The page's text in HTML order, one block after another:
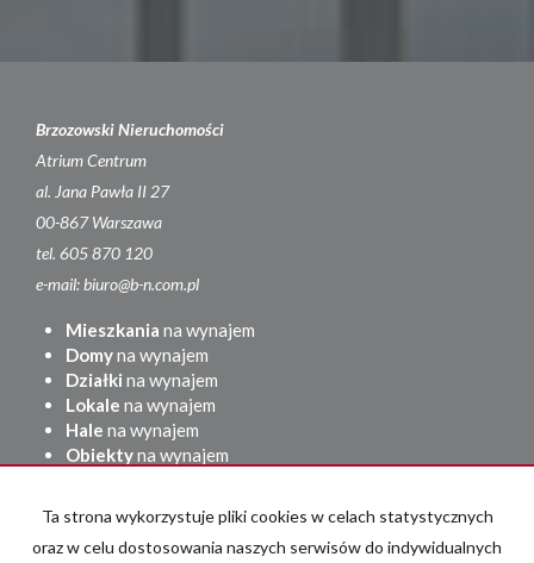
Brzozowski Nieruchomości
Atrium Centrum
al. Jana Pawła II 27
00-867 Warszawa
tel. 605 870 120
e-mail: biuro@b-n.com.pl
Mieszkania na wynajem
Domyna wynajem
Działki na wynajem
Lokale na wynajem
Hale na wynajem
Obiektyna wynajem
Domy na sprzedaż
Działkina sprzedaż
Ta strona wykorzystuje pliki cookies w celach statystycznych
oraz w celu dostosowania naszych serwisów do indywidualnych